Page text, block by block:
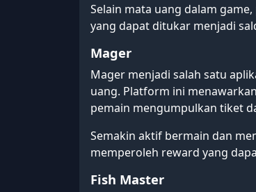
Selain mata uang dalam
yang dapat ditukar menjadi
Mager
Mager menjadi salah satu
uang. Platform ini
pemain mengumpulkan tiket
Semakin aktif bermain dan
memperoleh reward yang
Fish Master